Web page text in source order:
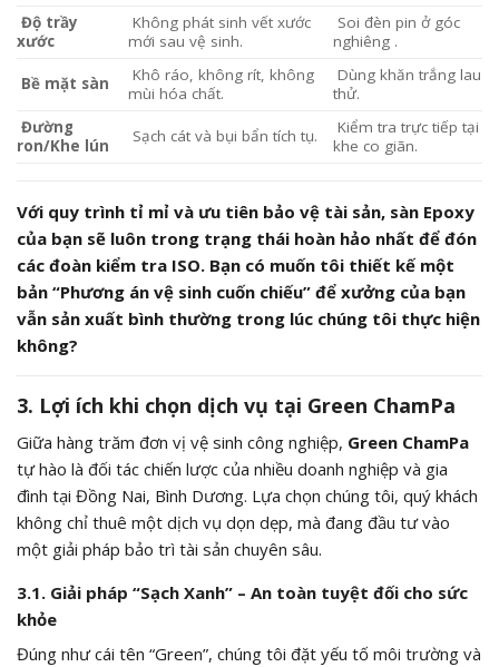
Độ trầy
xước
Không phát sinh vết xước
mới sau vệ sinh.
Soi đèn pin ở góc
nghiêng .
Bề mặt sàn
Khô ráo, không rít, không
mùi hóa chất.
Dùng khăn trắng lau
thử.
Đường
ron/Khe lún
Sạch cát và bụi bẩn tích tụ.
Kiểm tra trực tiếp tại
khe co giãn.
Với quy trình tỉ mỉ và ưu tiên bảo vệ tài sản, sàn Epoxy
của bạn sẽ luôn trong trạng thái hoàn hảo nhất để đón
các đoàn kiểm tra ISO. Bạn có muốn tôi thiết kế một
bản “Phương án vệ sinh cuốn chiếu” để xưởng của bạn
vẫn sản xuất bình thường trong lúc chúng tôi thực hiện
không?
3. Lợi ích khi chọn dịch vụ tại Green ChamPa
Giữa hàng trăm đơn vị vệ sinh công nghiệp, Green ChamPa
tự hào là đối tác chiến lược của nhiều doanh nghiệp và gia
đình tại Đồng Nai, Bình Dương. Lựa chọn chúng tôi, quý khách
không chỉ thuê một dịch vụ dọn dẹp, mà đang đầu tư vào
một giải pháp bảo trì tài sản chuyên sâu.
3.1. Giải pháp “Sạch Xanh” – An toàn tuyệt đối cho sức
khỏe
Đúng như cái tên “Green”, chúng tôi đặt yếu tố môi trường và